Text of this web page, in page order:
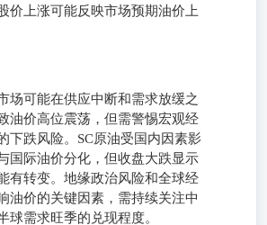
价上涨可能反映市场预期油价上
场可能在供应中断和需求放缓之
油价高位震荡，但需警惕宏观经
下跌风险。SC原油受国内因素影
国际油价分化，但收盘大跌显示
有转变。地缘政治风险和全球经
油价的关键因素，需持续关注中
球需求旺季的兑现程度。